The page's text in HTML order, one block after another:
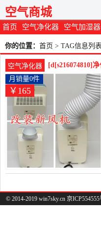
首页 空气净化器 空气加湿器
空气商城
你的位置： 首页 > TAG信息列
空气净化器
[d[s216074810]
挡板 室内TCL
￥165
月销量0件
© 2014-2019 win7sky.cn 京ICP554555